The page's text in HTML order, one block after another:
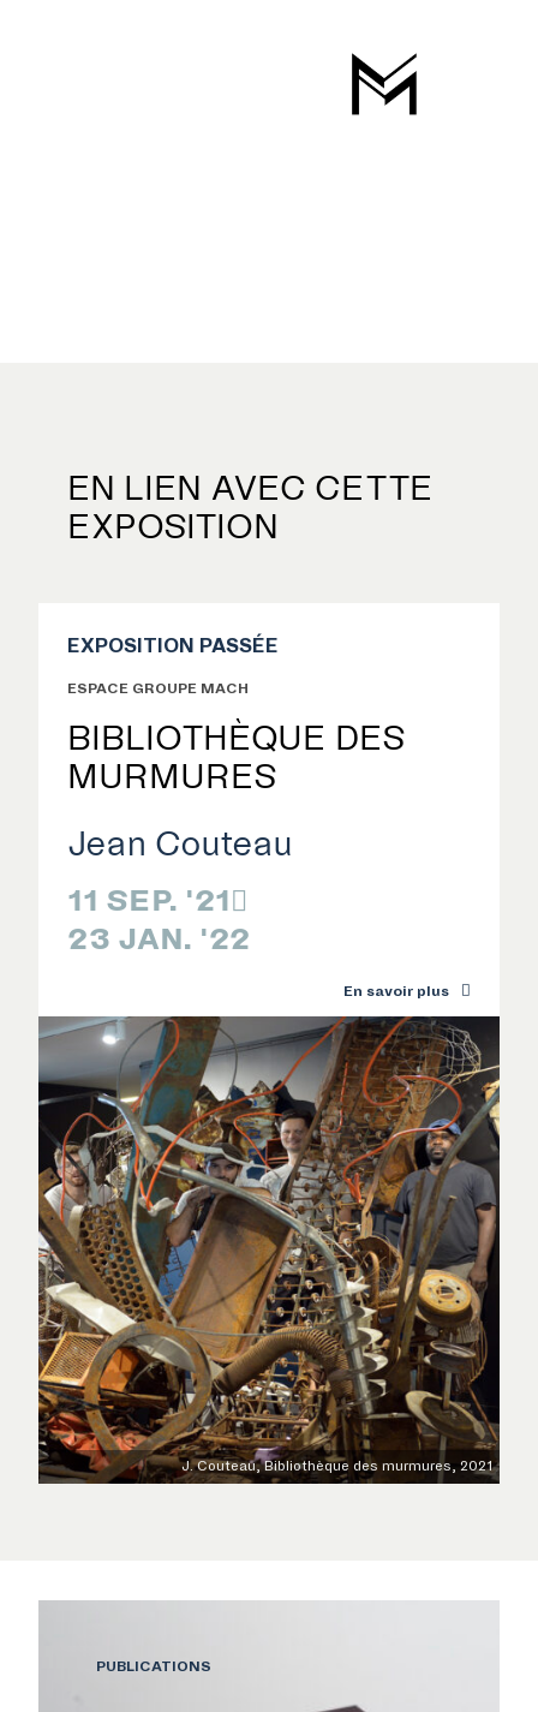
EXPOSITIONS
PUBLICATIONS
ÉVÉNEMENTS ET
EN LIEN AVEC CETTE
EXPOSITION
BIBLIOTHÈQUE DES
MURMURES
11 SEP. '21
23 JAN. '22
EXPOSITION PASSÉE
ESPACE GROUPE MACH
Jean Couteau
En savoir plus
J. Couteau, Bibliothèque des murmures, 2021
PUBLICATIONS